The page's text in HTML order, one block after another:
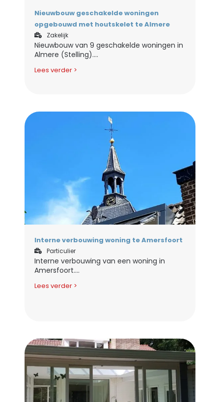
Nieuwbouw geschakelde woningen
opgebouwd met houtskelet te Almere
Zakelijk
Nieuwbouw van 9 geschakelde woningen in
Almere (Stelling)....
Lees verder >
Interne verbouwing woning te Amersfoort
Particulier
Interne verbouwing van een woning in
Amersfoort....
Lees verder >